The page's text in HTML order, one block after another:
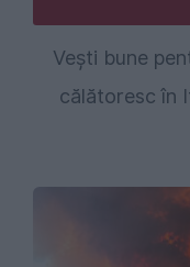
Vești bune
călătoresc în